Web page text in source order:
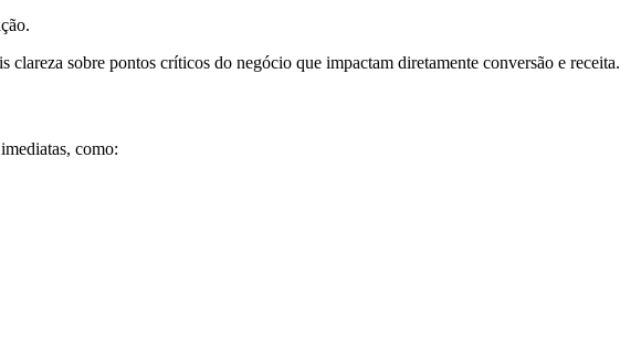
sobre pontos críticos do negócio que impactam diretamente conversão e receita.
como: